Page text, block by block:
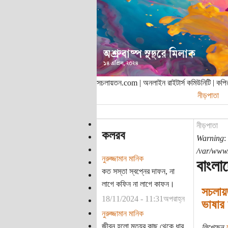
সচলায়তন.com | অনলাইন রাইটার্স কমিউনিটি |
নীড়পাতা
কলরব
নুরুজ্জামান মানিক
কত সস্তা স্বপ্নের দাফন, না
লাগে কফিন না লাগে কাফন।
18/11/2024 - 11:31অপরাহ্ন
নুরুজ্জামান মানিক
জীবন হলো মৃত্যুর কাছ থেকে ধার
নীড়পাতা
Warning:
/var/